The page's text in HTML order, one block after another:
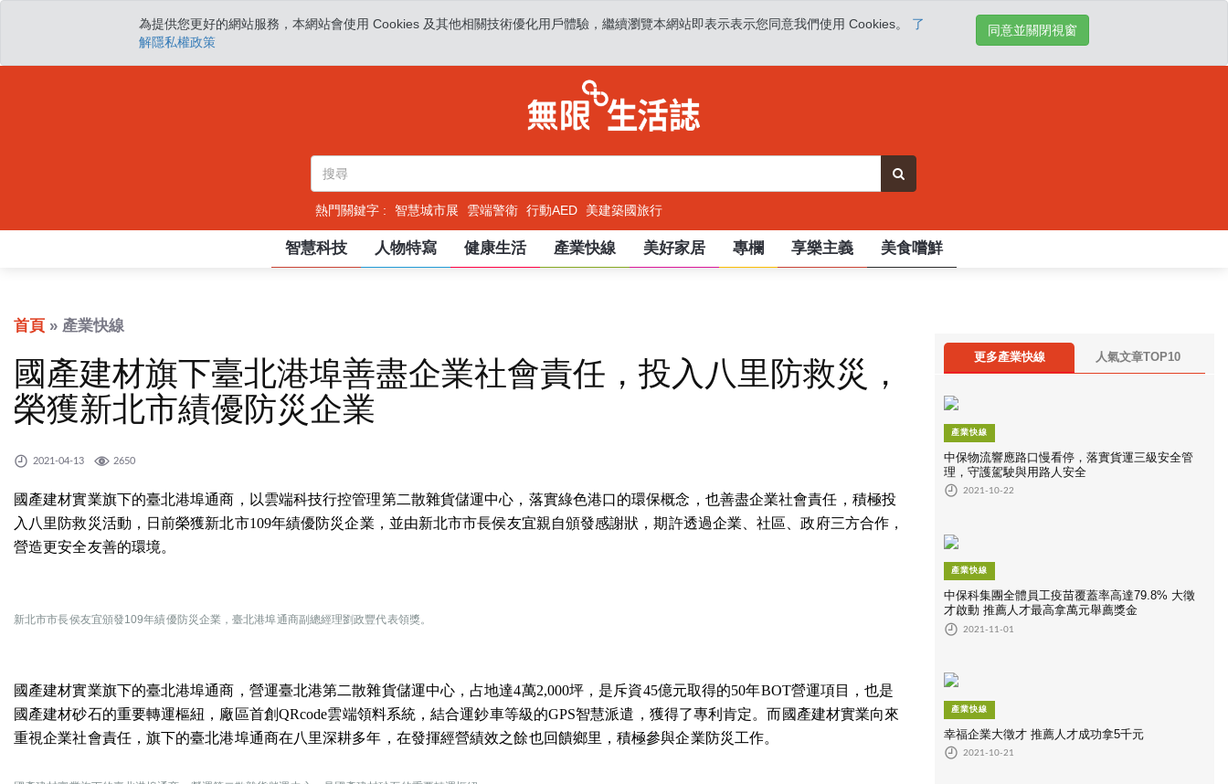
為提供您更好的網站服務，本網站會使用 Cookies 及其他相關技術優化用戶體驗，繼續瀏覽本網站即表示表示您同意我們使用 Cookies。 了
解隱私權政策
同意並關閉視窗
熱門關鍵字 : 智慧城市展 雲端警衛 行動AED 美建築國旅行
智慧科技 人物特寫 健康生活 產業快線 美好家居 專欄 享樂主義 美食嚐鮮
首頁 » 產業快線
國產建材旗下臺北港埠善盡企業社會責任，投入八里防救災，
榮獲新北市績優防災企業
2021-04-13 2650
國產建材實業旗下的臺北港埠通商，以雲端科技行控管理第二散雜貨儲運中心，落實綠色港口的環保概念，也善盡企業社會責任，積極投
入八里防救災活動，日前榮獲新北市109年績優防災企業，並由新北市市長侯友宜親自頒發感謝狀，期許透過企業、社區、政府三方合作，
營造更安全友善的環境。
新北市市長侯友宜頒發109年績優防災企業，臺北港埠通商副總經理劉政豐代表領獎。
國產建材實業旗下的臺北港埠通商，營運臺北港第二散雜貨儲運中心，占地達4萬2,000坪，是斥資45億元取得的50年BOT營運項目，也是
國產建材砂石的重要轉運樞紐，廠區首創QRcode雲端領料系統，結合運鈔車等級的GPS智慧派遣，獲得了專利肯定。而國產建材實業向來
重視企業社會責任，旗下的臺北港埠通商在八里深耕多年，在發揮經營績效之餘也回饋鄉里，積極參與企業防災工作。
更多產業快線 人氣文章TOP10
產業快線
中保物流響應路口慢看停，落實貨運三級安全管
理，守護駕駛與用路人安全
2021-10-22
產業快線
中保科集團全體員工疫苗覆蓋率高達79.8% 大徵
才啟動 推薦人才最高拿萬元舉薦獎金
2021-11-01
產業快線
幸福企業大徵才 推薦人才成功拿5千元
2021-10-21